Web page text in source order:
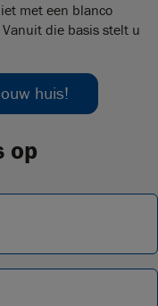
met een blanco
die basis stelt u
huis!
op